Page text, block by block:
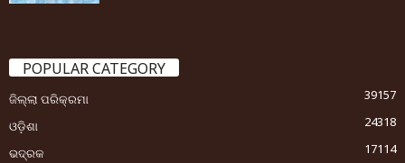
POPULAR CATEGORY
ଜିଲ୍ଲା ପରିକ୍ରମା
39157
ଓଡ଼ିଶା
24318
ଭଦ୍ରକ
17114